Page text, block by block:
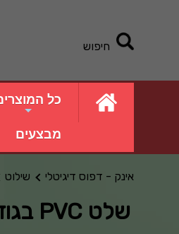
חיפוש
כל
מבצעים
אינק - דפוס דיגיטלי שילוט
שלט PVC בגודל 40X40 סמ